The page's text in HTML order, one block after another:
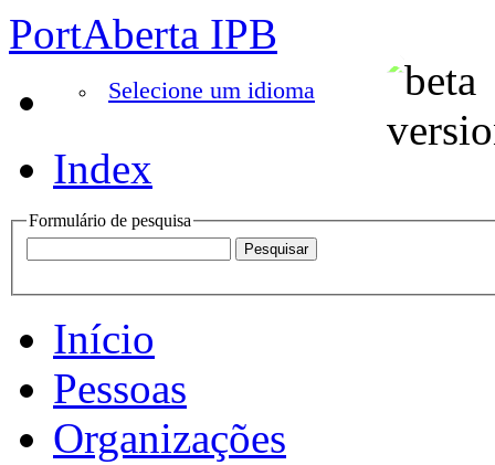
PortAberta IPB
Selecione um idioma
Index
Formulário de pesquisa
Início
Pessoas
Organizações